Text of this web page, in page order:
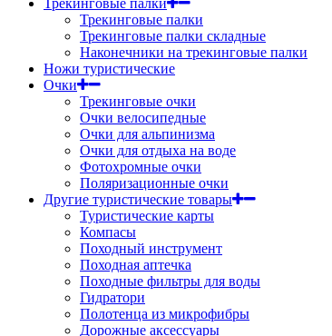
Трекинговые палки
Трекинговые палки
Трекинговые палки складные
Наконечники на трекинговые палки
Ножи туристические
Очки
Трекинговые очки
Очки велосипедные
Очки для альпинизма
Очки для отдыха на воде
Фотохромные очки
Поляризационные очки
Другие туристические товары
Туристические карты
Компасы
Походный инструмент
Походная аптечка
Походные фильтры для воды
Гидратори
Полотенца из микрофибры
Дорожные аксессуары